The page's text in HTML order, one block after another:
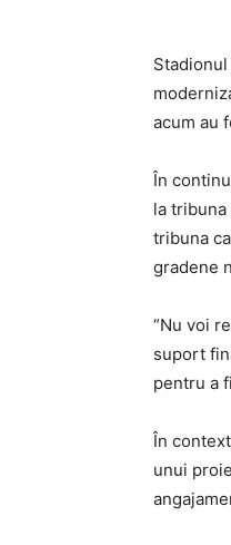
acum au
În
la
tribuna
gradene
“Nu voi
suport
pentru a
În
unui